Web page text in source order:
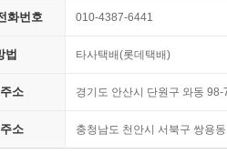
막 남은 힘을 다해 육지로 날아가
스와 만나게 된다.
스는 죽어 가는 갈매기에게 세 가지
화번호 010-4387-6441
법 타사택배(롯데택배)
소 경기도 안산시 단원구 와동
소 충청남도 천안시 서북구 쌍용